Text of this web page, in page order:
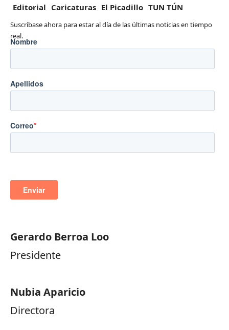
Editorial Caricaturas El Picadillo TUN TÚN
Suscríbase ahora para estar al día de las últimas noticias en tiempo
real.
Gerardo Berroa Loo
Presidente
Nubia Aparicio
Directora